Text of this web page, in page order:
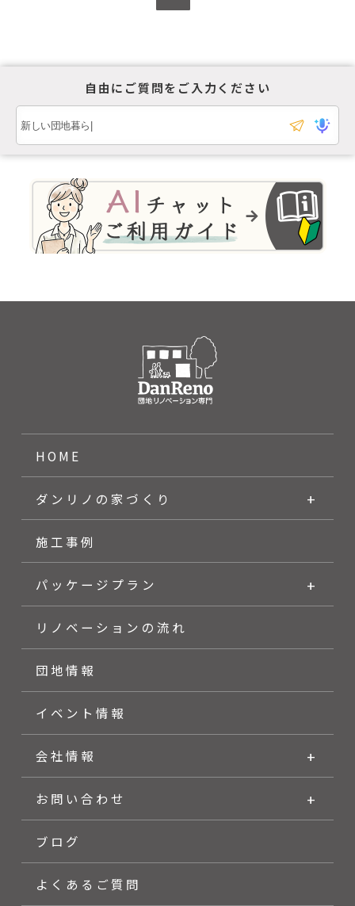
自由にご質問をご入力ください
HOME
ダンリノの家づくり
施工事例
パッケージプラン
リノベーションの流れ
団地情報
イベント情報
会社情報
お問い合わせ
ブログ
よくあるご質問